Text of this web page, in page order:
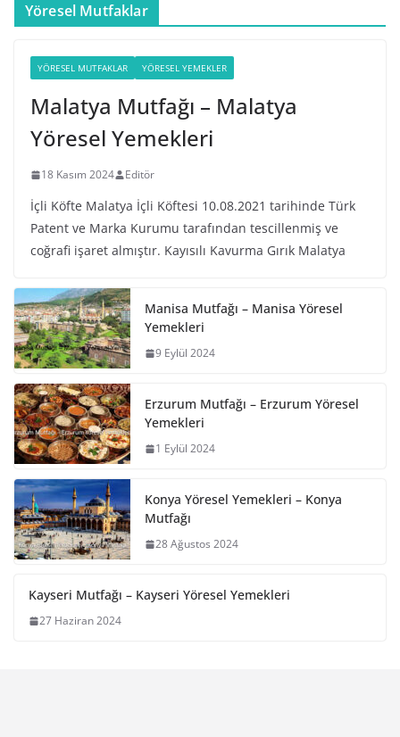
Yöresel Mutfaklar
YÖRESEL MUTFAKLAR YÖRESEL YEMEKLER
Malatya Mutfağı – Malatya
Yöresel Yemekleri
18 Kasım 2024 Editör
İçli Köfte Malatya İçli Köftesi 10.08.2021 tarihinde Türk
Patent ve Marka Kurumu tarafından tescillenmiş ve
coğrafi işaret almıştır. Kayısılı Kavurma Gırık Malatya
Manisa Mutfağı – Manisa Yöresel
Yemekleri
9 Eylül 2024
Erzurum Mutfağı – Erzurum Yöresel
Yemekleri
1 Eylül 2024
Konya Yöresel Yemekleri – Konya
Mutfağı
28 Ağustos 2024
Kayseri Mutfağı – Kayseri Yöresel Yemekleri
27 Haziran 2024